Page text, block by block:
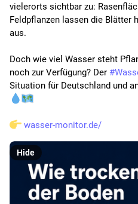
vielerorts sichtbar zu:
Feldpflanzen lassen die Blätter
aus.
Doch wie viel Wasser steht
noch zur Verfügung? Der #
Situation für Deutschland und
wasser-monitor.de/
Hide